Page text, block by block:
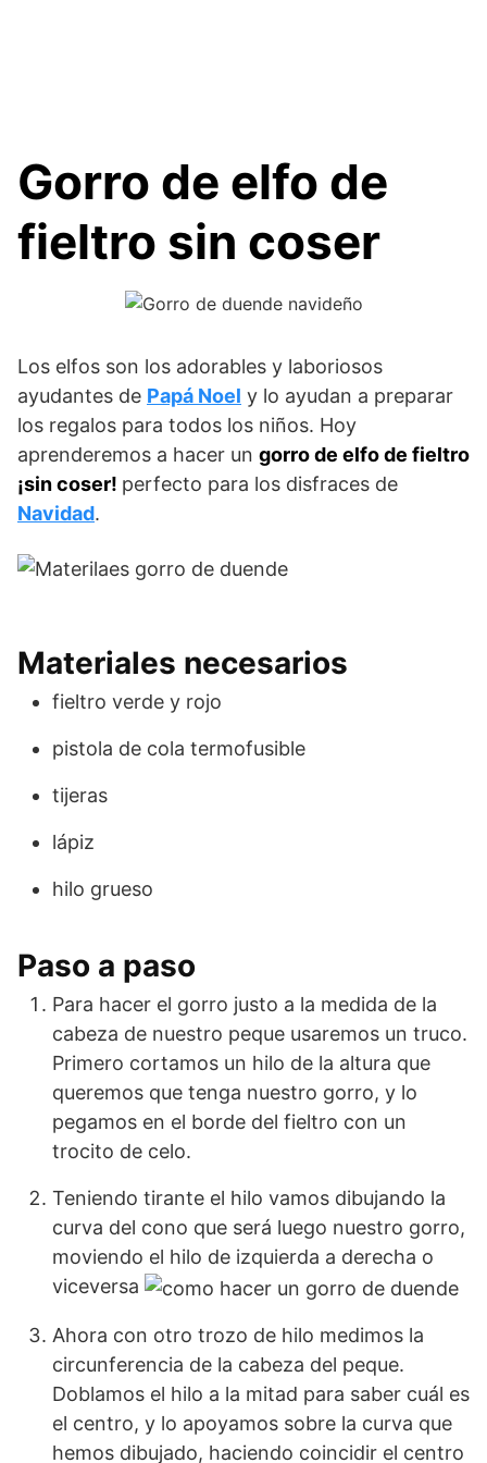
Gorro de elfo de
fieltro sin coser
Los elfos son los adorables y laboriosos
ayudantes de Papá Noel y lo ayudan a preparar
los regalos para todos los niños. Hoy
aprenderemos a hacer un gorro de elfo de fieltro
¡sin coser! perfecto para los disfraces de
Navidad.
Materiales necesarios
fieltro verde y rojo
pistola de cola termofusible
tijeras
lápiz
hilo grueso
Paso a paso
Para hacer el gorro justo a la medida de la
cabeza de nuestro peque usaremos un truco.
Primero cortamos un hilo de la altura que
queremos que tenga nuestro gorro, y lo
pegamos en el borde del fieltro con un
trocito de celo.
Teniendo tirante el hilo vamos dibujando la
curva del cono que será luego nuestro gorro,
moviendo el hilo de izquierda a derecha o
viceversa
Ahora con otro trozo de hilo medimos la
circunferencia de la cabeza del peque.
Doblamos el hilo a la mitad para saber cuál es
el centro, y lo apoyamos sobre la curva que
hemos dibujado, haciendo coincidir el centro